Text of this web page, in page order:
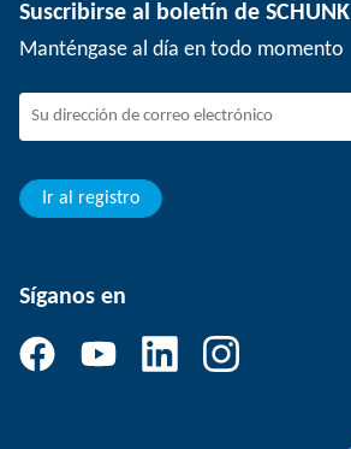
Eventos
SCHUNK - Sistema de canal de denuncias
Trabajar en SCHUNK
Jóvenes profesionales
Aprendiz
Suscribirse al boletín de SCHUNK
Manténgase al día en todo momento
Ir al registro
Síganos en